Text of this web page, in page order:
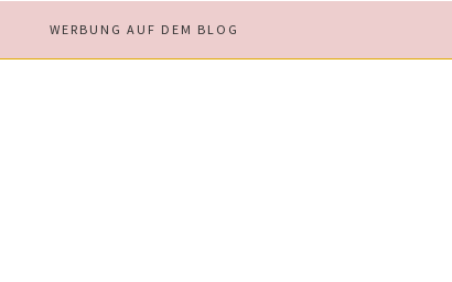
WERBUNG AUF DEM BLOG